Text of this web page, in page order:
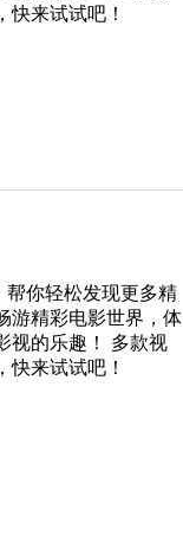
来试试吧！
帮你轻松发现更多精
游精彩电影世界，体
视的乐趣！ 多款视
来试试吧！